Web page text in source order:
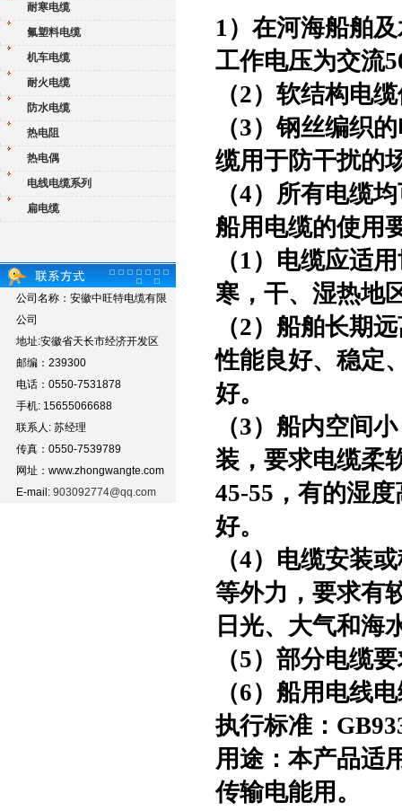
耐寒电缆
氟塑料电缆
机车电缆
耐火电缆
防水电缆
热电阻
热电偶
电线电缆系列
扁电缆
公司名称：安徽中旺特电缆有限
公司
地址:安徽省天长市经济开发区
邮编：239300
电话：0550-7531878
手机: 15655066688
联系人: 苏经理
传真：0550-7539789
网址：www.zhongwangte.com
E-mail: 903092774@qq.com
1）在河海船舶
工作电压为交流
（2）软结构电
（3）钢丝编织
缆用于防干扰的
（4）所有电缆
船用电缆的使用
（1）电缆应适
寒，干、湿热地
（2）船舶长期
性能良好、稳定
好。
（3）船内空间
装，要求电缆柔
45-55，有的湿
好。
（4）电缆安装
等外力，要求有
日光、大气和海
（5）部分电缆
（6）船用电线
执行标准：
用途：本产品适
传输电能用。